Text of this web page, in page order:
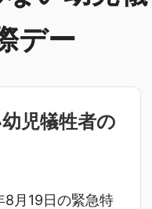
デー
児犠牲者の
月19日の緊急特